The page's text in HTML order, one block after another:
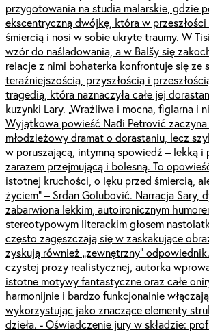
przygotowania na studia malarskie, gdzie
ekscentryczną dwójkę, która w przeszłości
śmiercią i nosi w sobie ukryte traumy. W
wzór do naśladowania, a w Balšy się
relacje z nimi bohaterka konfrontuje się ze
teraźniejszością, przyszłością i
tragedią, która naznaczyła całe jej
kuzynki Lary. „Wrażliwa i mocna, figlarna i
Wyjątkowa powieść Nađi Petrović
młodzieżowy dramat o dorastaniu, lecz
w poruszającą, intymną spowiedź – lekką i
zarazem przejmującą i bolesną. To
istotnej kruchości, o lęku przed śmiercią,
życiem” – Srdan Golubović. Narracja Sary,
zabarwiona lekkim, autoironicznym
stereotypowym literackim głosem
często zagęszczają się w zaskakujące
zyskują również „zewnętrzny”
czystej prozy realistycznej, autorka
istotne motywy fantastyczne oraz całe
harmonijnie i bardzo funkcjonalnie
wykorzystując jako znaczące elementy
dzieła. - Oświadczenie jury w składzie: